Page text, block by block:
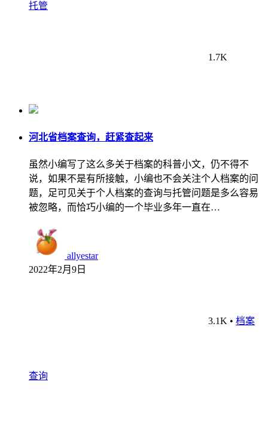
托管
1.7K
河北省档案查询，赶紧查起来
虽然小编写了这么多关于档案的科普小文，仍不得不
说，如果不是有所接触，小编也不会关注个人档案的问
题，足可见关于个人档案的查询与托管问题是多么容易
被忽略，而恰巧小编的一个毕业多年一直在…
allyestar
2022年2月9日
3.1K • 档案
查询